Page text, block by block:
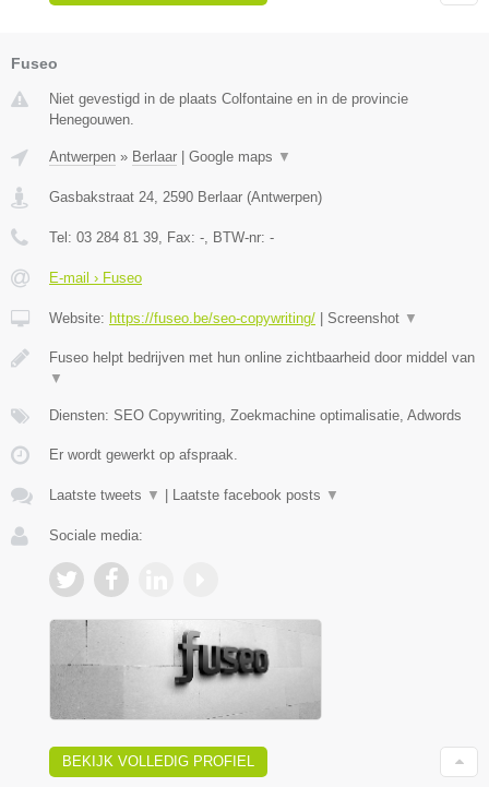
Fuseo
Niet gevestigd in de plaats Colfontaine en in de provincie
Henegouwen.
Antwerpen » Berlaar | Google maps ▼
Gasbakstraat 24 2590 Berlaar (Antwerpen)
Tel: 03 284 81 39 , Fax: - , BTW-nr: -
E-mail › Fuseo
Website: https://fuseo.be/seo-copywriting/ | Screenshot ▼
Fuseo helpt bedrijven met hun online zichtbaarheid door middel van
▼
Diensten: SEO Copywriting, Zoekmachine optimalisatie, Adwords
Er wordt gewerkt op afspraak.
Laatste tweets ▼ | Laatste facebook posts ▼
Sociale media:
BEKIJK VOLLEDIG PROFIEL